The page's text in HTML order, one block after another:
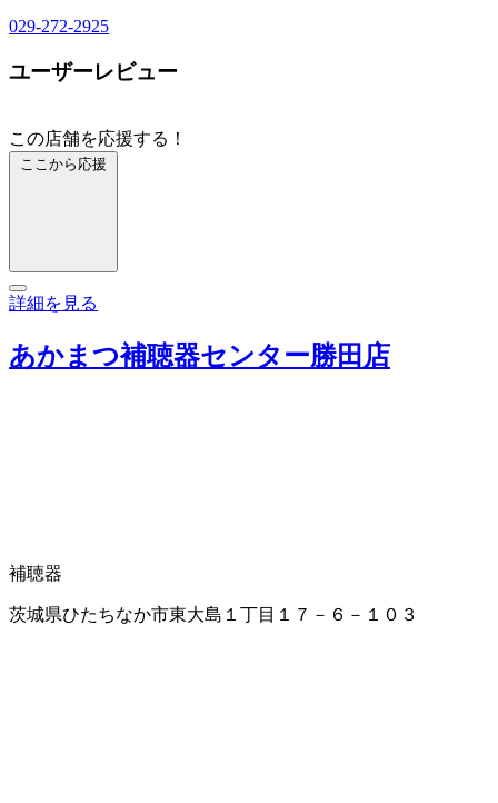
029-272-2925
ユーザーレビュー
この店舗を応援する！
ここから応援
詳細を見る
あかまつ補聴器センター勝田店
補聴器
茨城県ひたちなか市東大島１丁目１７－６－１０３